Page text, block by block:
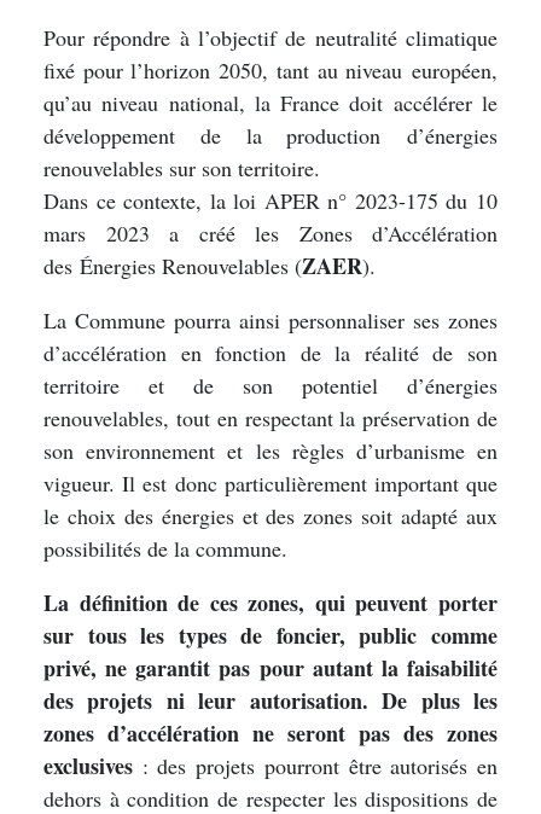
Pour répondre à l’objectif de neutralité climatique
fixé pour l’horizon 2050, tant au niveau européen,
qu’au niveau national, la France doit accélérer le
développement de la production d’énergies
renouvelables sur son territoire.
Dans ce contexte, la loi APER n° 2023-175 du 10
mars 2023 a créé les Zones d’Accélération
des Énergies Renouvelables (ZAER).
La Commune pourra ainsi personnaliser ses zones
d’accélération en fonction de la réalité de son
territoire et de son potentiel d’énergies
renouvelables, tout en respectant la préservation de
son environnement et les règles d’urbanisme en
vigueur. Il est donc particulièrement important que
le choix des énergies et des zones soit adapté aux
possibilités de la commune.
La définition de ces zones, qui peuvent porter
sur tous les types de foncier, public comme
privé, ne garantit pas pour autant la faisabilité
des projets ni leur autorisation. De plus les
zones d’accélération ne seront pas des zones
exclusives : des projets pourront être autorisés en
dehors à condition de respecter les dispositions de